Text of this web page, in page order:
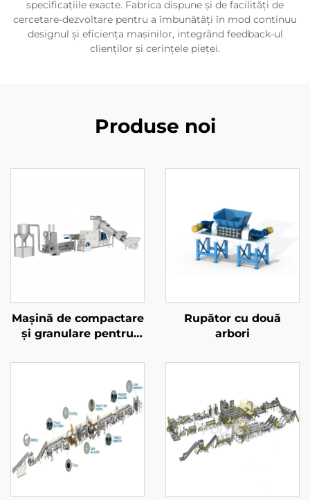
specificațiile exacte. Fabrica dispune și de facilități de
cercetare-dezvoltare pentru a îmbunătăți în mod continuu
designul și eficiența mașinilor, integrând feedback-ul
clienților și cerințele pieței.
Produse noi
Mașină de compactare
și granulare pentru
Rupător cu două
arbori